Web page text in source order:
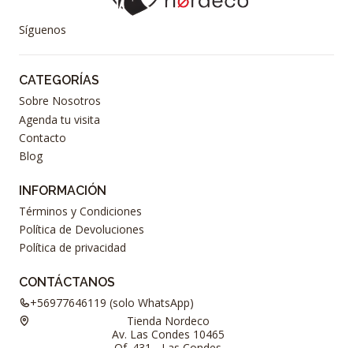
Síguenos
CATEGORÍAS
Sobre Nosotros
Agenda tu visita
Contacto
Blog
INFORMACIÓN
Términos y Condiciones
Política de Devoluciones
Política de privacidad
CONTÁCTANOS
+56977646119 (solo WhatsApp)
Tienda Nordeco
Av. Las Condes 10465